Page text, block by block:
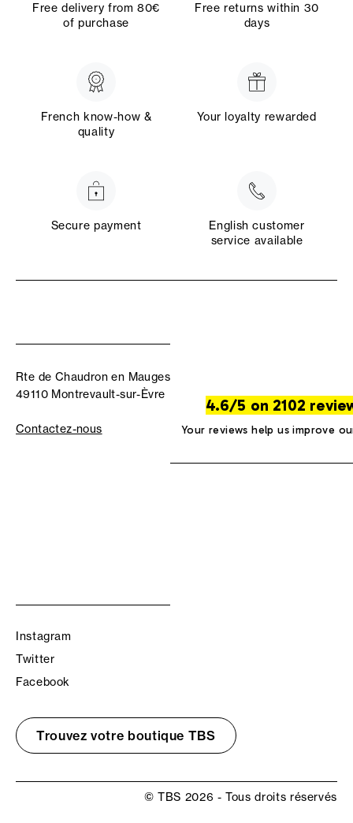
Free delivery from 80€
of purchase
Free returns within 30
days
French know-how &
quality
Your loyalty rewarded
Secure payment
English customer
service available
Rte de Chaudron en Mauges
49110 Montrevault-sur-Èvre
Contactez-nous
4.6/5 on 2102
Your reviews help us improve
Instagram
Twitter
Facebook
Trouvez votre boutique TBS
© TBS 2026 - Tous droits réservés